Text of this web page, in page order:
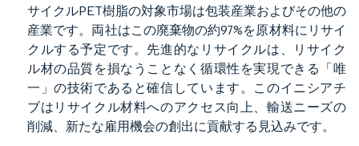
サイクルPET樹脂の対象市場は包装産業およびその他の
産業です。両社はこの廃棄物の約97%を原材料にリサイ
クルする予定です。先進的なリサイクルは、リサイク
ル材の品質を損なうことなく循環性を実現できる「唯
一」の技術であると確信しています。このイニシアチ
ブはリサイクル材料へのアクセス向上、輸送ニーズの
削減、新たな雇用機会の創出に貢献する見込みです。